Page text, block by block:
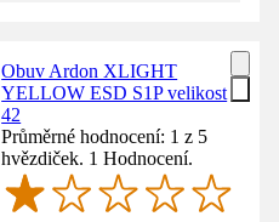
Obuv Ardon XLIGHT
YELLOW ESD S1P velikost
42
Průměrné hodnocení: 1 z 5
hvězdiček. 1 Hodnocení.